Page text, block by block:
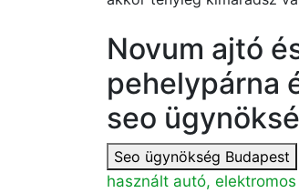
Novum ajtó
pehelypárna
seo
Seo ügynökség Budapest
használt autó,